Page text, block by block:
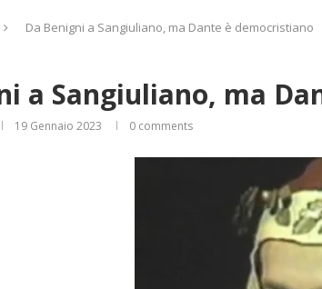
Da Benigni a Sangiuliano, ma Dante è democristiano
a Sangiuliano, ma
19 Gennaio 2023 0 comments